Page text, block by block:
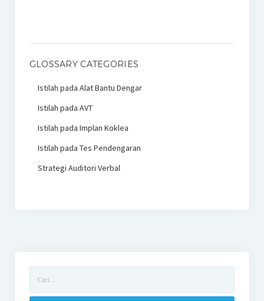
GLOSSARY CATEGORIES
Istilah pada Alat Bantu Dengar
Istilah pada AVT
Istilah pada Implan Koklea
Istilah pada Tes Pendengaran
Strategi Auditori Verbal
untuk: